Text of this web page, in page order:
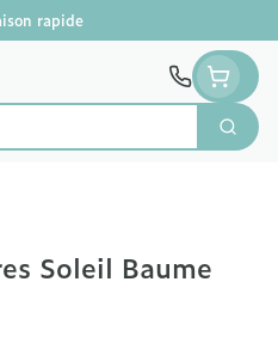
rapide
Soleil Baume